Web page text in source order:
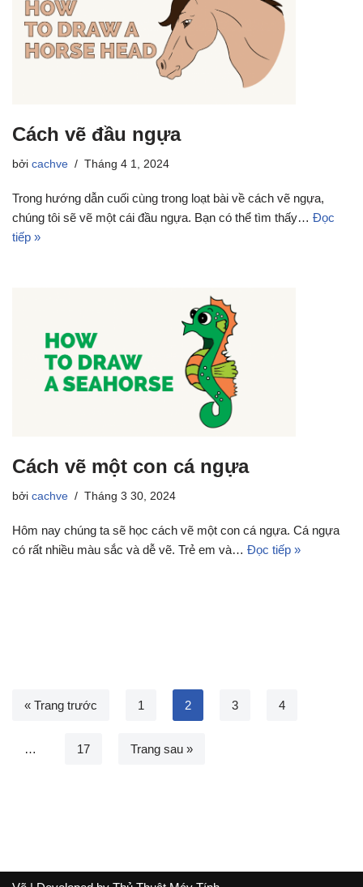
Cách vẽ đầu ngựa
bởi cachve Tháng 4 1, 2024
Trong hướng dẫn cuối cùng trong loạt bài về cách vẽ ngựa,
chúng tôi sẽ vẽ một cái đầu ngựa. Bạn có thể tìm thấy… Đọc
tiếp »
Cách vẽ một con cá ngựa
bởi cachve Tháng 3 30, 2024
Hôm nay chúng ta sẽ học cách vẽ một con cá ngựa. Cá ngựa
có rất nhiều màu sắc và dễ vẽ. Trẻ em và… Đọc tiếp »
« Trang trước 1 2 3 4
… 17 Trang sau »